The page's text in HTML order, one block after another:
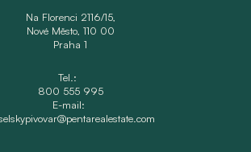
Na Florenci 2116/15,
Nové Město, 110 00
Praha 1
Tel.:
800 555 995
E-mail: